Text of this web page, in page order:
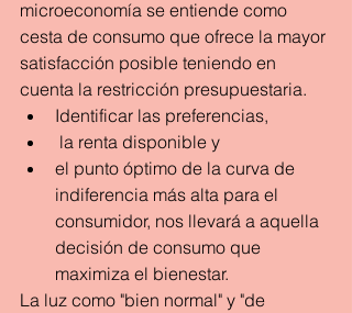
microeconomía se entiende como
cesta de consumo que ofrece la mayor
satisfacción posible teniendo en
cuenta la restricción presupuestaria.
Identificar las preferencias,
la renta disponible y
el punto óptimo de la curva de
indiferencia más alta para el
consumidor, nos llevará a aquella
decisión de consumo que
maximiza el bienestar.
La luz como "bien normal" y "de